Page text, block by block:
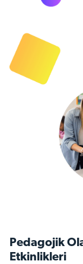
Pedagojik
Etkinlikleri